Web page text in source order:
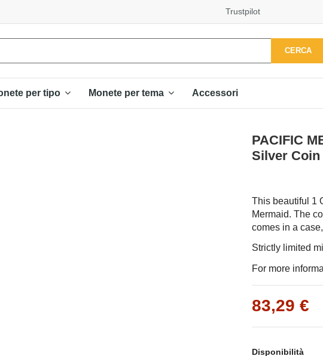
Trustpilot
CERCA
per tipo Monete per tema Accessori
PACIFIC
Silver Coin
This beautiful 1
Mermaid. The
comes in a
Strictly limited
For more
83,29 €
Disponibilità